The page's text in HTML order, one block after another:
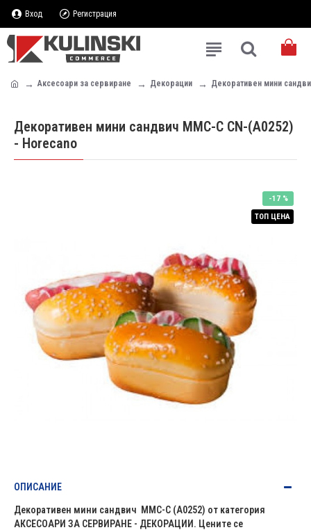
Вход Регистрация
Аксесоари за сервиране Декорации Декоративен мини
Декоративен мини сандвич MMC-C CN-(A0252)
- Horecano
ТОП ЦЕНА
-17 %
ОПИСАНИЕ
Декоративен мини сандвич MMC-C (A0252) от категория
АКСЕСОАРИ ЗА СЕРВИРАНЕ - ДЕКОРАЦИИ. Цените се